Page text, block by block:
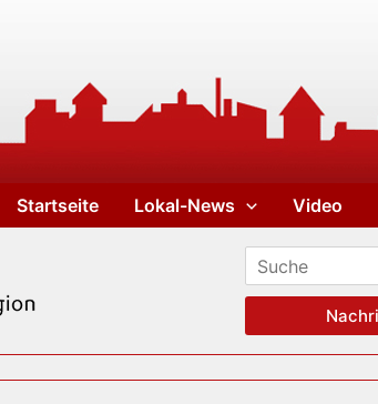
Startseite Lokal-News Video